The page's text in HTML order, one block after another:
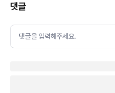
댓글
댓글을 입력해주세요.